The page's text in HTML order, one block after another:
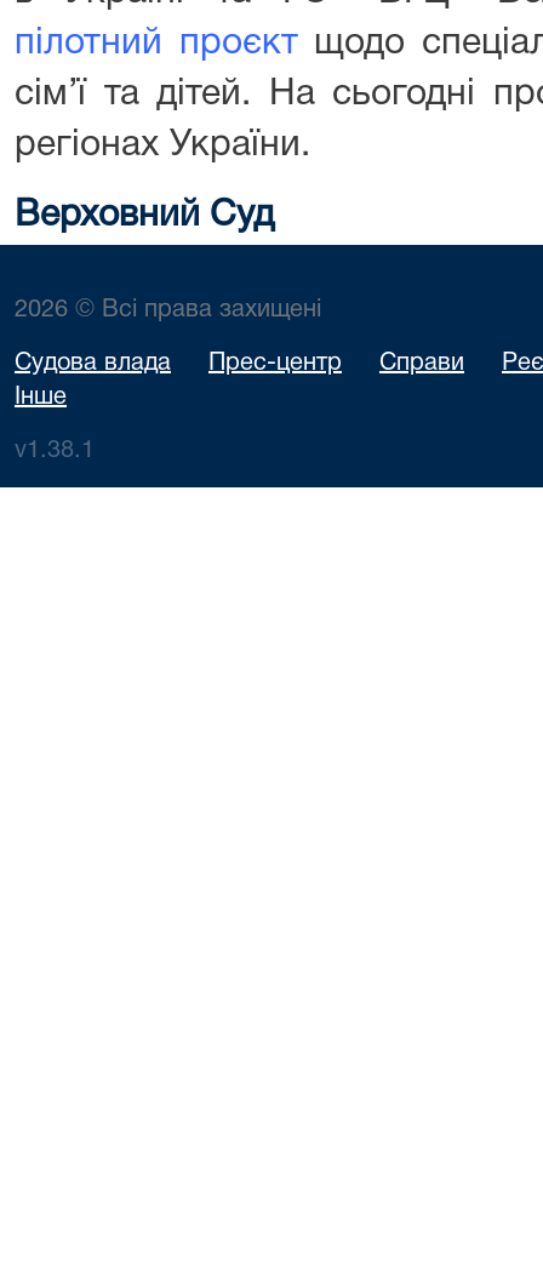
пілотний проєктщодо
сім’ї та дітей. На сьогодні
регіонах України.
Верховний Суд
2026 © Всі права захищені
Судова влада Прес-центр Справи
Інше
v1.38.1